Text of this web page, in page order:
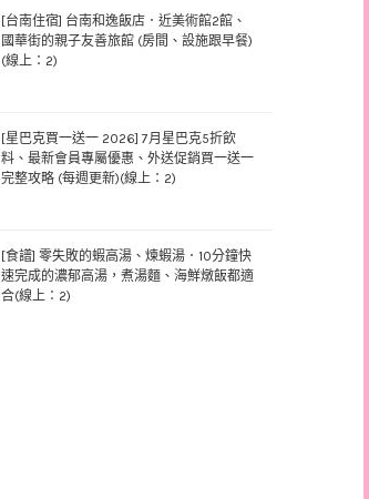
[台南住宿] 台南和逸飯店．近美術館2館、
國華街的親子友善旅館 (房間、設施跟早餐)
(線上：2)
[星巴克買一送一 2026] 7月星巴克5折飲
料、最新會員專屬優惠、外送促銷買一送一
完整攻略 (每週更新)(線上：2)
[食譜] 零失敗的蝦高湯、煉蝦湯．10分鐘快
速完成的濃郁高湯，煮湯麵、海鮮燉飯都適
合(線上：2)